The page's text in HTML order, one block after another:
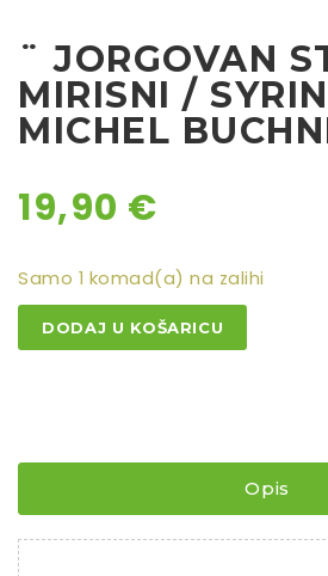
Ostalo sjeme
¨ JORGOVAN
MIRISNI /
MICHEL
19,90 €
Samo 1 komad(a) na zalihi
¨
JORGOVAN
STARINSKI
BUCHNER
DODAJ U KOŠARICU
Opis